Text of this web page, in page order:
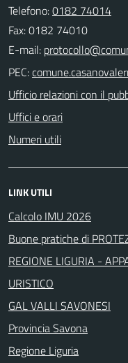
Telefono:0182 74014
Fax: 0182 74010
E-mail:
PEC:
Ufficio relazioni con il
Uffici e orari
Numeri utili
LINK UTILI
Calcolo IMU 2026
Buone pratiche di
REGIONE LIGURIA -
URISTICO
GAL VALLI SAVONESI
Provincia Savona
Regione Liguria